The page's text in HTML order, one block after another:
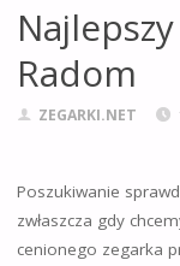
Radom
ZEGARKI.NET
Poszukiwanie
zwłaszcza gdy
cenionego zegarka